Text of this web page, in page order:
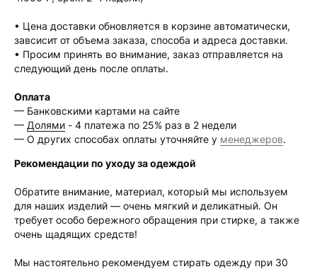
• Цена доставки обновляется в корзине автоматически,
завсисит от объема заказа, способа и адреса доставки.
• Просим принять во внимание, заказ отправляется на
следующий день после оплаты.
Оплата
— Банковскими картами на сайте
— Долями - 4 платежа по 25% раз в 2 недели
— О других способах оплаты уточняйте у менеджеров.
Рекомендации по уходу за одеждой
Обратите внимание, материал, который мы используем
для наших изделий — очень мягкий и деликатный. Он
требует особо бережного обращения при стирке, а также
очень щадящих средств!
Мы настоятельно рекомендуем стирать одежду при 30